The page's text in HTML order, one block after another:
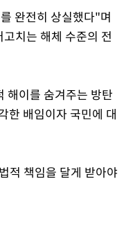
완전히 상실했다"며
치는 해체 수준의 전
해이를 숨겨주는 방탄
한 배임이자 국민에 대
적 책임을 달게 받아야